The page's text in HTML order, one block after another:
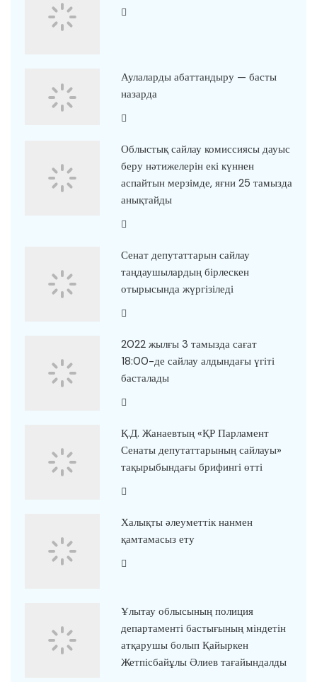
Аулаларды абаттандыру — басты
назарда
Облыстық сайлау комиссиясы дауыс
беру нәтижелерін екі күннен
аспайтын мерзімде, яғни 25 тамызда
анықтайды
Сенат депутаттарын сайлау
таңдаушылардың бірлескен
отырысында жүргізіледі
2022 жылғы 3 тамызда сағат
18:00-де сайлау алдындағы үгіті
басталады
Қ.Д. Жанаевтың «ҚР Парламент
Сенаты депутаттарының сайлауы»
тақырыбындағы брифингі өтті
Халықты әлеуметтік нанмен
қамтамасыз ету
Ұлытау облысының полиция
департаменті бастығының міндетін
атқарушы болып Қайыркен
Жетпісбайұлы Әлиев тағайындалды